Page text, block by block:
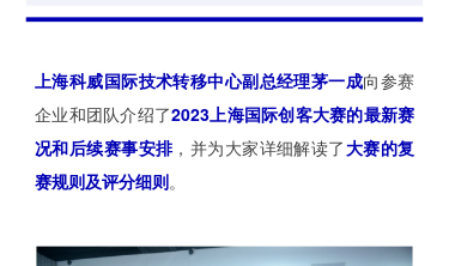
上海科威国际技术转移中心副总经理茅一成向参赛
企业和团队介绍了2023上海国际创客大赛的最新赛
况和后续赛事安排，并为大家详细解读了大赛的复
赛规则及评分细则。